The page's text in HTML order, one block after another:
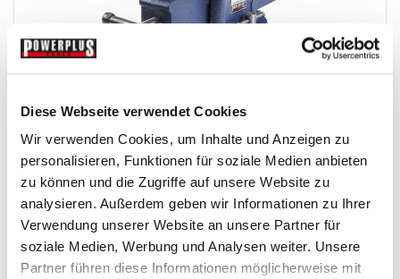
Diese Webseite verwendet Cookies
Wir verwenden Cookies, um Inhalte und Anzeigen zu
personalisieren, Funktionen für soziale Medien anbieten
zu können und die Zugriffe auf unsere Website zu
analysieren. Außerdem geben wir Informationen zu Ihrer
Verwendung unserer Website an unsere Partner für
soziale Medien, Werbung und Analysen weiter. Unsere
Partner führen diese Informationen möglicherweise mit
Schraubstock 200 mm. drehbar - Drehteller - mit...
Schraubstocke
€ 129,95
Gewicht: 26 kg
Inkl. MwSt. zzgl.Versandkosten